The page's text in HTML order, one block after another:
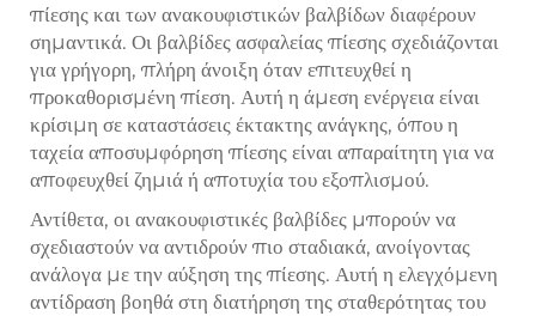
πίεσης και των ανακουφιστικών βαλβίδων διαφέρουν
σημαντικά. Οι βαλβίδες ασφαλείας πίεσης σχεδιάζονται
για γρήγορη, πλήρη άνοιξη όταν επιτευχθεί η
προκαθορισμένη πίεση. Αυτή η άμεση ενέργεια είναι
κρίσιμη σε καταστάσεις έκτακτης ανάγκης, όπου η
ταχεία αποσυμφόρηση πίεσης είναι απαραίτητη για να
αποφευχθεί ζημιά ή αποτυχία του εξοπλισμού.
Αντίθετα, οι ανακουφιστικές βαλβίδες μπορούν να
σχεδιαστούν να αντιδρούν πιο σταδιακά, ανοίγοντας
ανάλογα με την αύξηση της πίεσης. Αυτή η ελεγχόμενη
αντίδραση βοηθά στη διατήρηση της σταθερότητας του